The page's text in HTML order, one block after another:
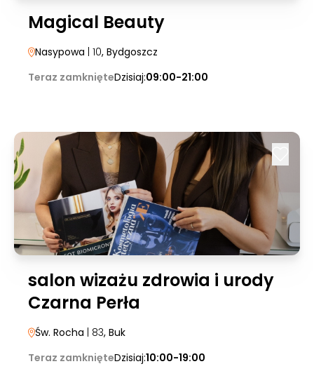
Magical Beauty
Nasypowa | 10, Bydgoszcz
Teraz zamknięteDzisiaj:09:00-21:00
salon wizażu zdrowia i urody
Czarna Perła
Św. Rocha | 83, Buk
Teraz zamknięteDzisiaj:10:00-19:00